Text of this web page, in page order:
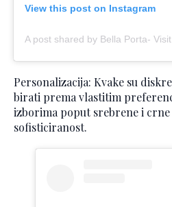
View this post on Instagram
A post shared by Bella Porta-
Personalizacija: Kvake su
birati prema vlastitim
izborima poput srebrene i crne
sofisticiranost.